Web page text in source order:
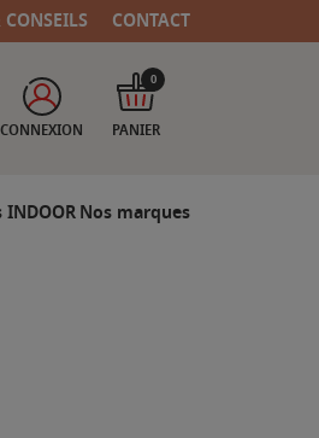
CONTACT
CONNEXION PANIER
0
Nos marques